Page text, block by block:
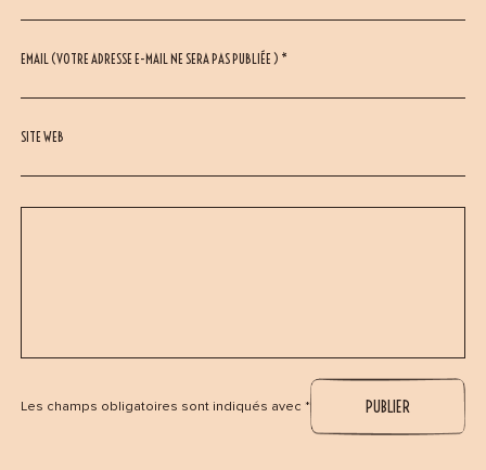
EMAIL (VOTRE ADRESSE E-MAIL NE SERA PAS PUBLIÉE ) *
SITE WEB
Les champs obligatoires sont indiqués avec *